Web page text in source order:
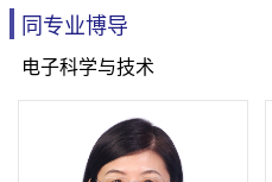
同专业博导
电子科学与技术